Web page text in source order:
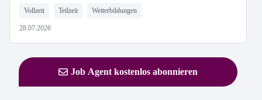
Vollzeit Teilzeit Weiterbildungen
28.07.2026
Job Agent kostenlos abonnieren